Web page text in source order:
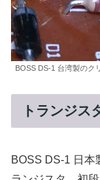
BOSS DS-1 台湾製のク
トランジス
BOSS DS-1 日本